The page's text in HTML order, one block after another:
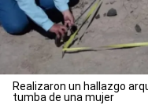
Realizaron un hallazgo
tumba de una mujer